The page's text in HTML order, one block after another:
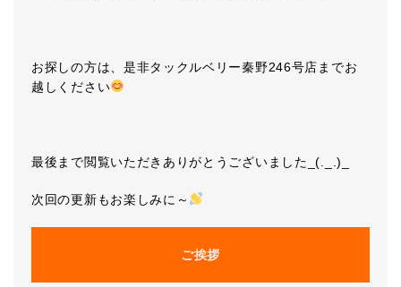
お探しの方は、是非タックルベリー秦野246号店までお
越しください
最後まで閲覧いただきありがとうございました_(._.)_
次回の更新もお楽しみに～
ご挨拶